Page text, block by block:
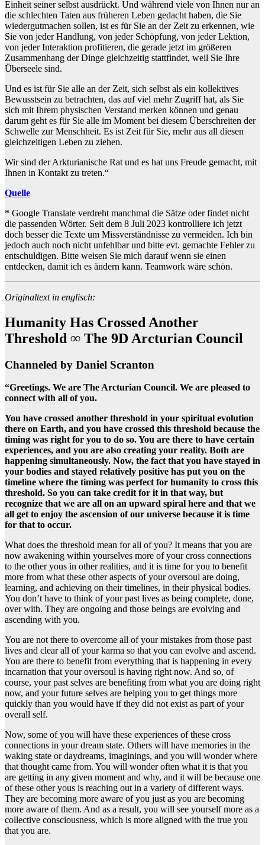
Einheit seiner selbst ausdrückt. Und während viele von Ihnen nur an
die schlechten Taten aus früheren Leben gedacht haben, die Sie
wiedergutmachen sollen, ist es für Sie an der Zeit zu erkennen, wie
Sie von jeder Handlung, von jeder Schöpfung, von jeder Lektion,
von jeder Interaktion profitieren, die gerade jetzt im größeren
Zusammenhang der Dinge gleichzeitig stattfindet, weil Sie Ihre
Überseele sind.
Und es ist für Sie alle an der Zeit, sich selbst als ein kollektives
Bewusstsein zu betrachten, das auf viel mehr Zugriff hat, als Sie
sich mit Ihrem physischen Verstand merken können und genau
darum geht es für Sie alle im Moment bei diesem Überschreiten der
Schwelle zur Menschheit. Es ist Zeit für Sie, mehr aus all diesen
gleichzeitigen Leben zu ziehen.
Wir sind der Arkturianische Rat und es hat uns Freude gemacht, mit
Ihnen in Kontakt zu treten.“
Quelle
* Google Translate verdreht manchmal die Sätze oder findet nicht
die passenden Wörter. Seit dem 8 Juli 2023 kontrolliere ich jetzt
doch besser die Texte um Missverständnisse zu vermeiden. Ich bin
jedoch auch noch nicht unfehlbar und bitte evt. gemachte Fehler zu
entschuldigen. Bitte weisen Sie mich darauf wenn sie einen
entdecken, damit ich es ändern kann. Teamwork wäre schön.
Originaltext in englisch:
Humanity Has Crossed Another
Threshold ∞ The 9D Arcturian Council
Channeled by Daniel Scranton
“Greetings. We are The Arcturian Council. We are pleased to
connect with all of you.
You have crossed another threshold in your spiritual evolution
there on Earth, and you have crossed this threshold because the
timing was right for you to do so. You are there to have certain
experiences, and you are also creating your reality. Both are
happening simultaneously. Now, the fact that you have stayed in
your bodies and stayed relatively positive has put you on the
timeline where the timing was perfect for humanity to cross this
threshold. So you can take credit for it in that way, but
recognize that we are all on an upward spiral here and that we
all get to enjoy the ascension of our universe because it is time
for that to occur.
What does the threshold mean for all of you? It means that you are
now awakening within yourselves more of your cross connections
to the other yous in other realities, and it is time for you to benefit
more from what these other aspects of your oversoul are doing,
learning, and achieving on their timelines, in their physical bodies.
You don’t have to think of your past lives as being complete, done,
over with. They are ongoing and those beings are evolving and
ascending with you.
You are not there to overcome all of your mistakes from those past
lives and clear all of your karma so that you can evolve and ascend.
You are there to benefit from everything that is happening in every
incarnation that your oversoul is having right now. And so, of
course, your past selves are benefiting from what you are doing right
now, and your future selves are helping you to get things more
quickly than you would have if they did not exist as part of your
overall self.
Now, some of you will have these experiences of these cross
connections in your dream state. Others will have memories in the
waking state or daydreams, imaginings, and you will wonder where
that thought came from. You will wonder often what it is that you
are getting in any given moment and why, and it will be because one
of these other yous is reaching out in a variety of different ways.
They are becoming more aware of you just as you are becoming
more aware of them. And as a result, you will see yourself more as a
collective consciousness, which is more aligned with the true you
that you are.